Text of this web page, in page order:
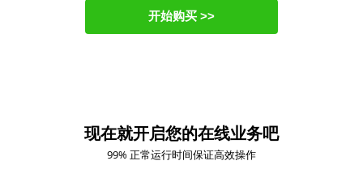
开始购买 >>
现在就开启您的在线业务吧
99% 正常运行时间保证高效操作